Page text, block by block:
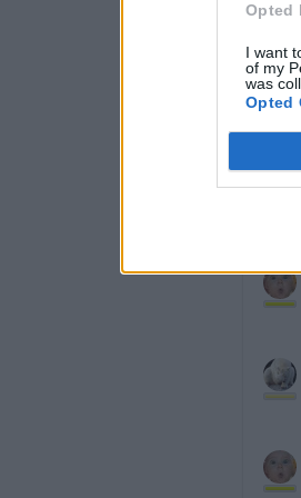
Opted
I want
of my
was
Opted